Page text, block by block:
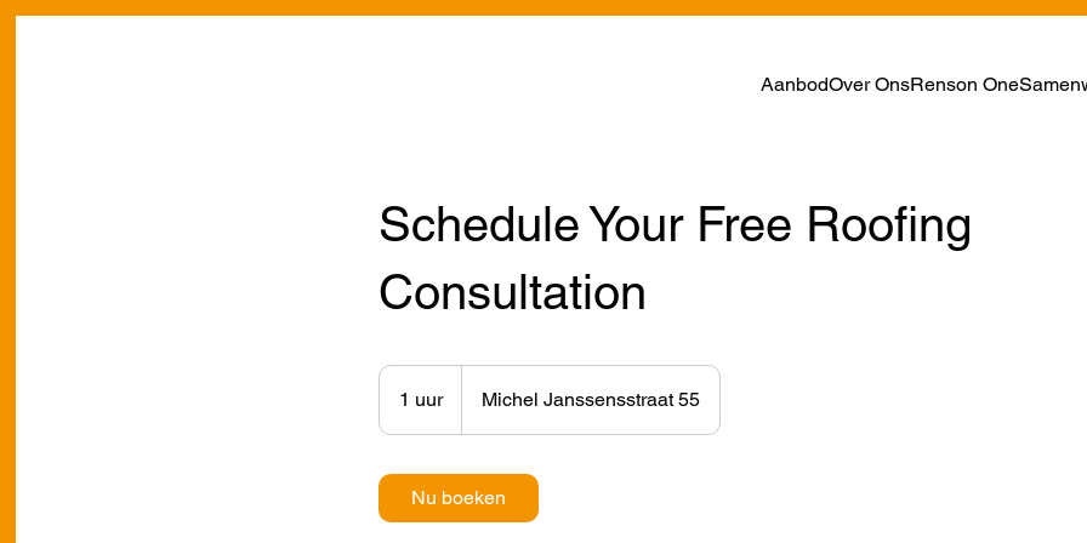
AanbodOver OnsRenson One
Schedule Your Free Roofing
Consultation
1 uur1
u
Michel Janssensstraat 55
Nu boeken